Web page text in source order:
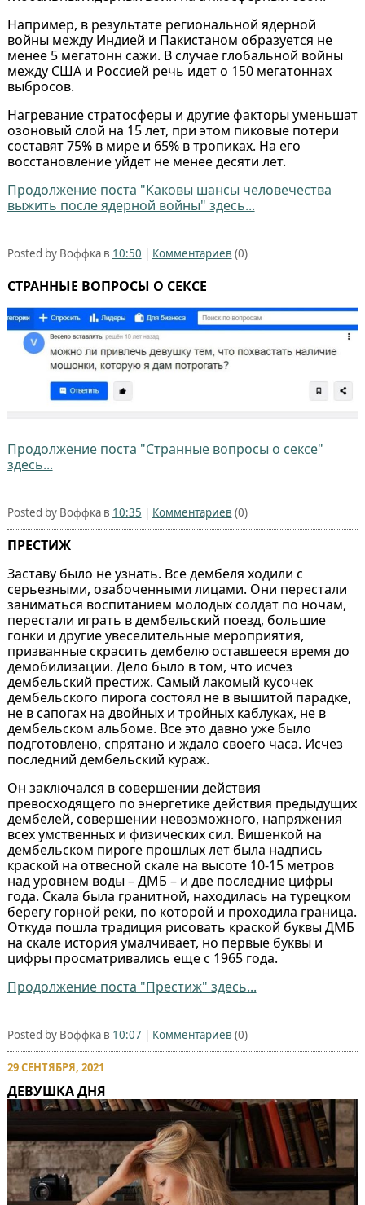
Например, в результате региональной ядерной
войны между Индией и Пакистаном образуется не
менее 5 мегатонн сажи. В случае глобальной войны
между США и Россией речь идет о 150 мегатоннах
выбросов.
Нагревание стратосферы и другие факторы уменьшат
озоновый слой на 15 лет, при этом пиковые потери
составят 75% в мире и 65% в тропиках. На его
восстановление уйдет не менее десяти лет.
Продолжение поста "Каковы шансы человечества
выжить после ядерной войны" здесь...
Posted by Воффка в 10:50 | Комментариев (0)
СТРАННЫЕ ВОПРОСЫ О СЕКСЕ
Продолжение поста "Странные вопросы о сексе"
здесь...
Posted by Воффка в 10:35 | Комментариев (0)
ПРЕСТИЖ
Заставу было не узнать. Все дембеля ходили с
серьезными, озабоченными лицами. Они перестали
заниматься воспитанием молодых солдат по ночам,
перестали играть в дембельский поезд, большие
гонки и другие увеселительные мероприятия,
призванные скрасить дембелю оставшееся время до
демобилизации. Дело было в том, что исчез
дембельский престиж. Самый лакомый кусочек
дембельского пирога состоял не в вышитой парадке,
не в сапогах на двойных и тройных каблуках, не в
дембельском альбоме. Все это давно уже было
подготовлено, спрятано и ждало своего часа. Исчез
последний дембельский кураж.
Он заключался в совершении действия
превосходящего по энергетике действия предыдущих
дембелей, совершении невозможного, напряжения
всех умственных и физических сил. Вишенкой на
дембельском пироге прошлых лет была надпись
краской на отвесной скале на высоте 10-15 метров
над уровнем воды – ДМБ – и две последние цифры
года. Скала была гранитной, находилась на турецком
берегу горной реки, по которой и проходила граница.
Откуда пошла традиция рисовать краской буквы ДМБ
на скале история умалчивает, но первые буквы и
цифры просматривались еще с 1965 года.
Продолжение поста "Престиж" здесь...
Posted by Воффка в 10:07 | Комментариев (0)
29 СЕНТЯБРЯ, 2021
ДЕВУШКА ДНЯ